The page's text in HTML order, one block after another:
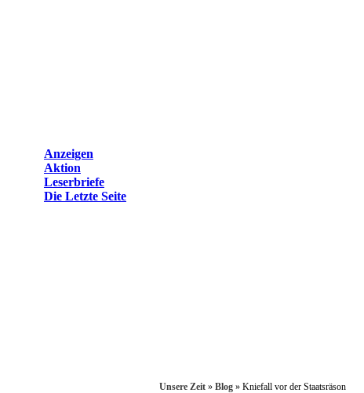
Anzeigen
Aktion
Leserbriefe
Die Letzte Seite
Unsere Zeit » Blog » Kniefall vor der Staatsräson